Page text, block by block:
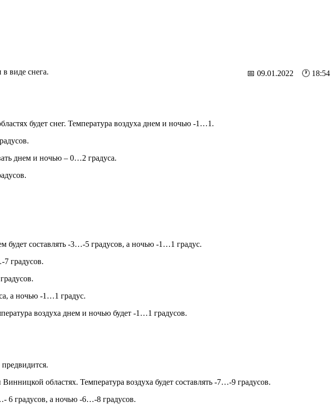
📅 09.01.2022 🕐 18:54
виде снега.
будет снег. Температура воздуха днем и ночью -1…1.
днем и ночью – 0…2 градуса.
будет составлять -3…-5 градусов, а ночью -1…1 градус.
7 градусов.
а ночью -1…1 градус.
воздуха днем и ночью будет -1…1 градусов.
областях. Температура воздуха будет составлять -7…-9 градусов.
6 градусов, а ночью -6…-8 градусов.